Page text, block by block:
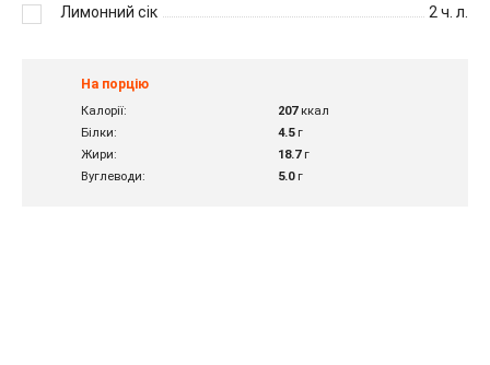
Лимонний сік
2 ч. л.
На порцію
Калорії: 207ккал
Білки:
4.5г
Жири:
18.7г
Вуглеводи:
5.0г